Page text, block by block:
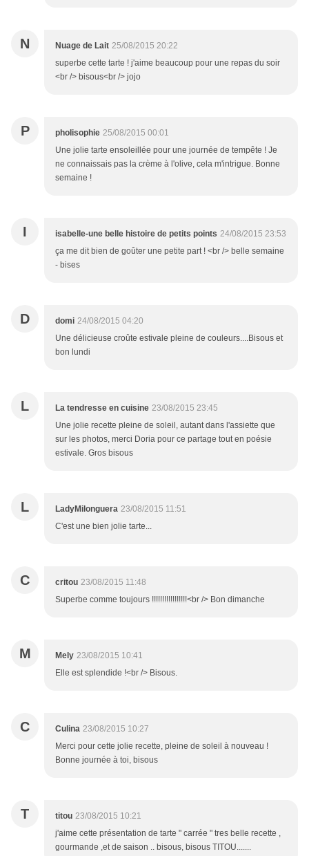
N Nuage de Lait 25/08/2015 20:22
superbe cette tarte ! j'aime beaucoup pour une repas du soir
<br /> bisous<br /> jojo
P pholisophie 25/08/2015 00:01
Une jolie tarte ensoleillée pour une journée de tempête ! Je
ne connaissais pas la crème à l'olive, cela m'intrigue. Bonne
semaine !
I isabelle-une belle histoire de petits points 24/08/2015 23:53
ça me dit bien de goûter une petite part ! <br /> belle semaine
- bises
D domi 24/08/2015 04:20
Une délicieuse croûte estivale pleine de couleurs....Bisous et
bon lundi
L La tendresse en cuisine 23/08/2015 23:45
Une jolie recette pleine de soleil, autant dans l'assiette que
sur les photos, merci Doria pour ce partage tout en poésie
estivale. Gros bisous
L LadyMilonguera 23/08/2015 11:51
C'est une bien jolie tarte...
C critou 23/08/2015 11:48
Superbe comme toujours !!!!!!!!!!!!!!!!!<br /> Bon dimanche
M Mely 23/08/2015 10:41
Elle est splendide !<br /> Bisous.
C Culina 23/08/2015 10:27
Merci pour cette jolie recette, pleine de soleil à nouveau !
Bonne journée à toi, bisous
T titou 23/08/2015 10:21
j'aime cette présentation de tarte " carrée " tres belle recette ,
gourmande ,et de saison .. bisous, bisous TITOU.......